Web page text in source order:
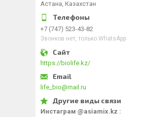
Астана, Казахстан
+7 (747) 523-43-82
Звонков нет, только WhatsApp
https://biolife.kz/
life_bio@mail.ru
Инстаграм @asiamix.kz